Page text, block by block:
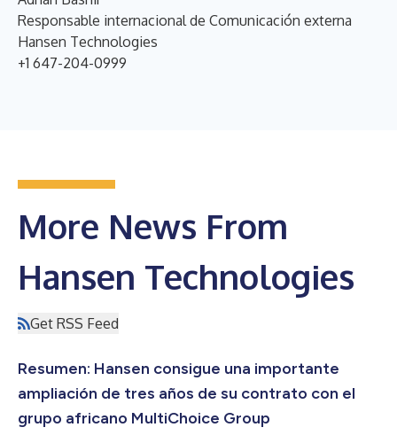
Responsable internacional de Comunicación externa
Hansen Technologies
+1 647-204-0999
More News From
Hansen Technologies
Get RSS Feed
Resumen: Hansen consigue una importante
ampliación de tres años de su contrato con el
grupo africano MultiChoice Group